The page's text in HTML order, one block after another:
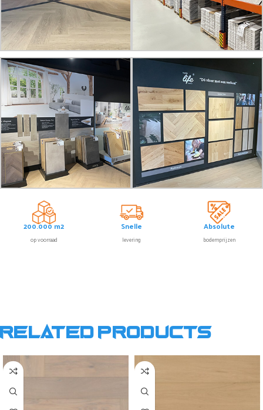
200.000 m2
op voorraad
Snelle
levering
Absolute
bodemprijzen
Related products